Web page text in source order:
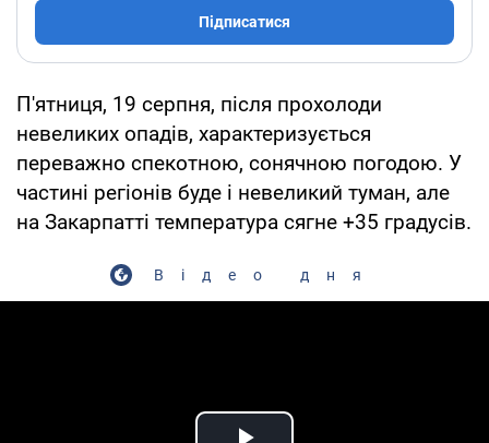
Підписатися
П'ятниця, 19 серпня, після прохолоди
невеликих опадів, характеризується
переважно спекотною, сонячною погодою. У
частині регіонів буде і невеликий туман, але
на Закарпатті температура сягне +35 градусів.
Відео дня